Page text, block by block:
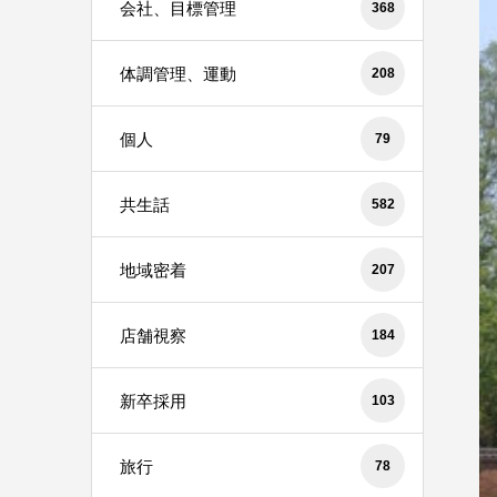
会社、目標管理 368
体調管理、運動 208
個人 79
共生話 582
地域密着 207
店舗視察 184
新卒採用 103
旅行 78